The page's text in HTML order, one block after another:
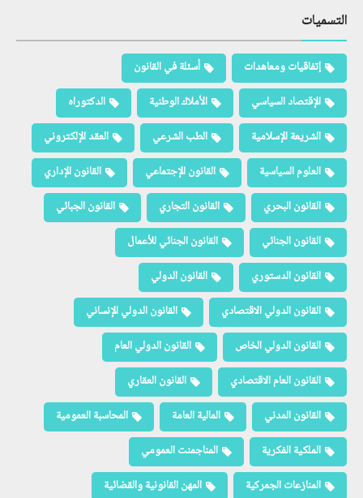
التسميات
إتفاقيات ومعاهدات
أسئلة في القانون
الإقتصاد السياسي
الأملاك الوطنية
الدكتوراه
الشريعة الإسلامية
الطب الشرعي
العقد الإلكتروني
العلوم السياسية
القانون الإجتماعي
القانون الإداري
القانون البحري
القانون التجاري
القانون الجبائي
القانون الجنائي
القانون الجنائي للأعمال
القانون الدستوري
القانون الدولي
القانون الدولي الاقتصادي
القانون الدولي الإنساني
القانون الدولي الخاص
القانون الدولي العام
القانون العام الاقتصادي
القانون العقاري
القانون المدني
المالية العامة
المحاسبة العمومية
الملكية الفكرية
المناجمنت العمومي
المنازعات الجمركية
المهن القانونية والقضائية